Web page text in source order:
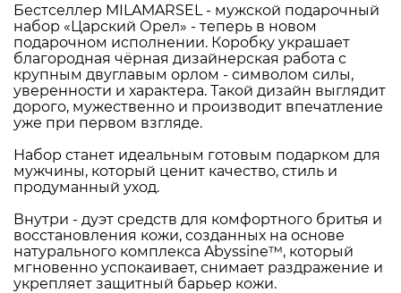
Бестселлер MILAMARSEL - мужской подарочный
набор «Царский Орел» - теперь в новом
подарочном исполнении. Коробку украшает
благородная чёрная дизайнерская работа с
крупным двуглавым орлом - символом силы,
уверенности и характера. Такой дизайн выглядит
дорого, мужественно и производит впечатление
уже при первом взгляде.
Набор станет идеальным готовым подарком для
мужчины, который ценит качество, стиль и
продуманный уход.
Внутри - дуэт средств для комфортного бритья и
восстановления кожи, созданных на основе
натурального комплекса Abyssine™, который
мгновенно успокаивает, снимает раздражение и
укрепляет защитный барьер кожи.